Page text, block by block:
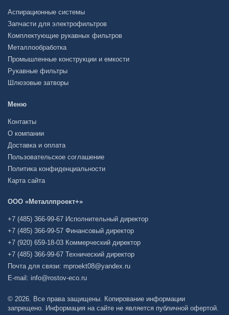
Аспирационные системы
Запчасти для электрофильтров
Комплектующие рукавных фильтров
Металлообработка
Промышленные конструкции и емкости
Рукавные фильтры
Шлюзовые затворы
Меню
Контакты
О компании
Доставка и оплата
Пользовательское соглашение
Политика конфиденциальности
Карта сайта
ООО «Металлпроект+»
+7 (485) 366-99-67 Исполнительный директор
+7 (485) 366-99-57 Финансовый директор
+7 (920) 659-18-03 Коммерческий директор
+7 (485) 366-99-67 Технический директор
Почта для связи: mproekt08@yandex.ru
E-mail: info@rostov-eco.ru
© 2026. Все права защищены. Копирование информации
запрещено. Информация на сайте не является публичной офертой.